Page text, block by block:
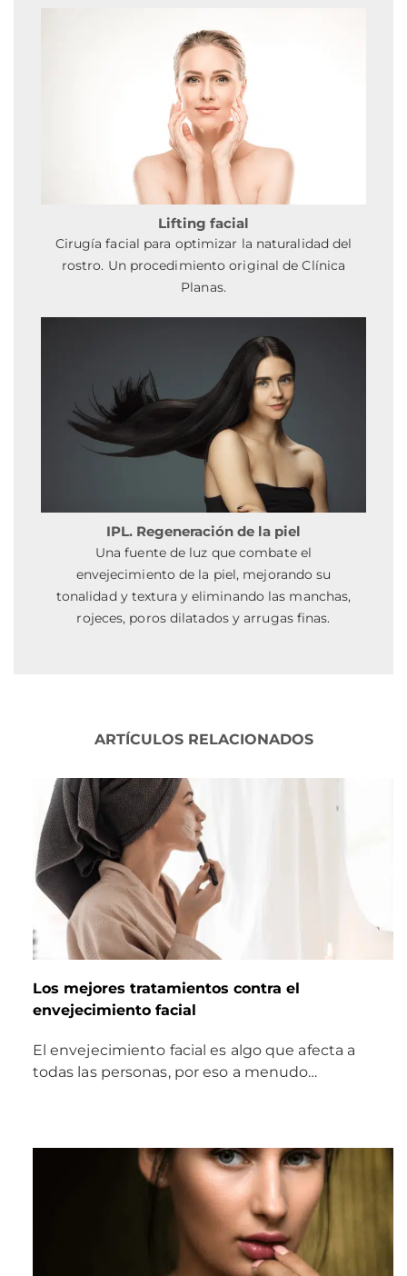
Lifting facial
Cirugía facial para optimizar la naturalidad del
rostro. Un procedimiento original de Clínica
Planas.
IPL. Regeneración de la piel
Una fuente de luz que combate el
envejecimiento de la piel, mejorando su
tonalidad y textura y eliminando las manchas,
rojeces, poros dilatados y arrugas finas.
ARTÍCULOS RELACIONADOS
Los mejores tratamientos contra el
envejecimiento facial
El envejecimiento facial es algo que afecta a
todas las personas, por eso a menudo…